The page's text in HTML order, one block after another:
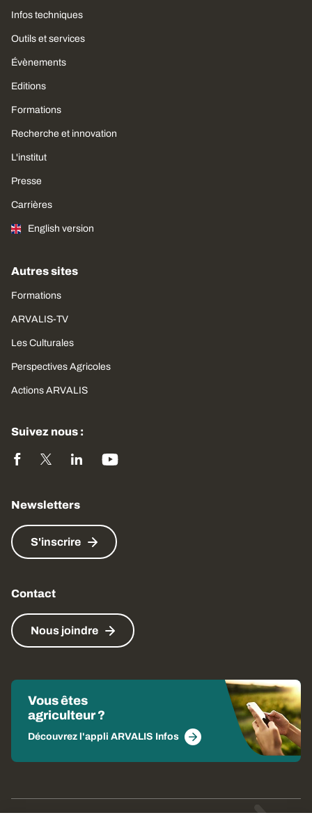
Infos techniques
Outils et services
Évènements
Editions
Formations
Recherche et innovation
L'institut
Presse
Carrières
English version
Autres sites
Formations
ARVALIS-TV
Les Culturales
Perspectives Agricoles
Actions ARVALIS
Suivez nous :
Newsletters
S'inscrire
Contact
Nous joindre
Vous êtes
agriculteur ?
Découvrez l'appli ARVALIS Infos